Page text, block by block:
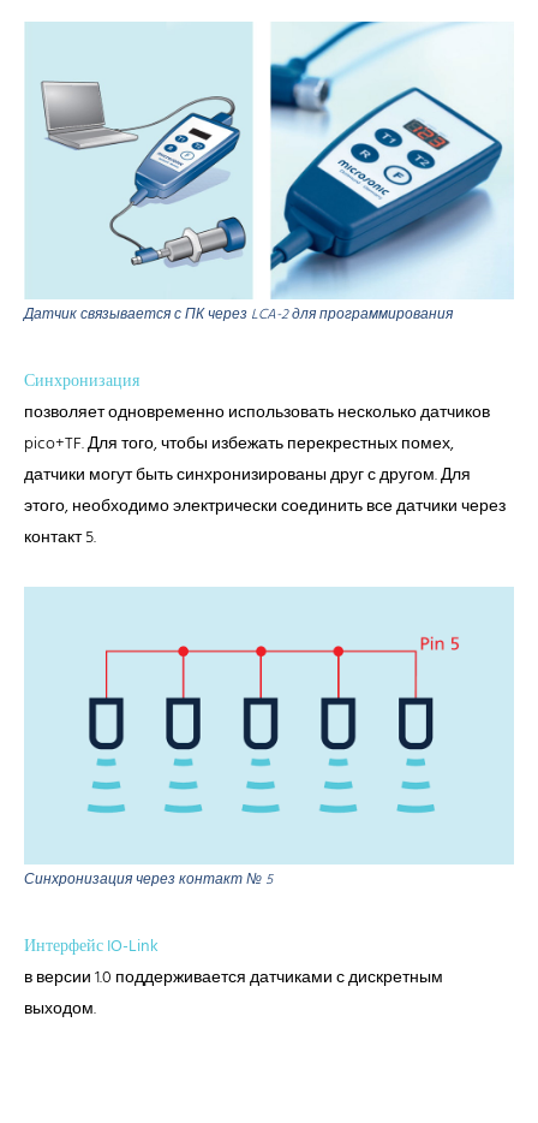
Датчик связывается с ПК через LCA-2 для программирования
Синхронизация
позволяет одновременно использовать несколько датчиков
pico+TF. Для того, чтобы избежать перекрестных помех,
датчики могут быть синхронизированы друг с другом. Для
этого, необходимо электрически соединить все датчики через
контакт 5.
Синхронизация через контакт № 5
Интерфейс IO-Link
в версии 1.0 поддерживается датчиками с дискретным
выходом.